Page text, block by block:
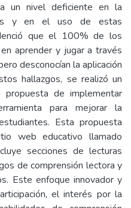
un nivel deficiente en la
y en el uso de estas
que el 100% de los
aprender y jugar a través
desconocían la aplicación
hallazgos, se realizó un
de implementar
para mejorar la
Esta propuesta
web educativo llamado
secciones de lecturas
de comprensión lectora y
Este enfoque innovador y
el interés por la